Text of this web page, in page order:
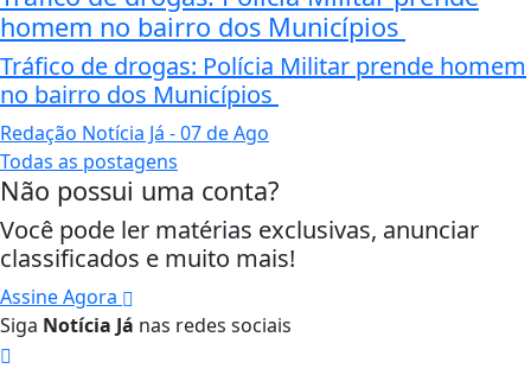
homem no bairro dos Municípios
Tráfico de drogas: Polícia Militar prende homem
no bairro dos Municípios
Redação Notícia Já - 07 de Ago
Todas as postagens
Não possui uma conta?
Você pode ler matérias exclusivas, anunciar
classificados e muito mais!
Assine Agora
Siga Notícia Já nas redes sociais